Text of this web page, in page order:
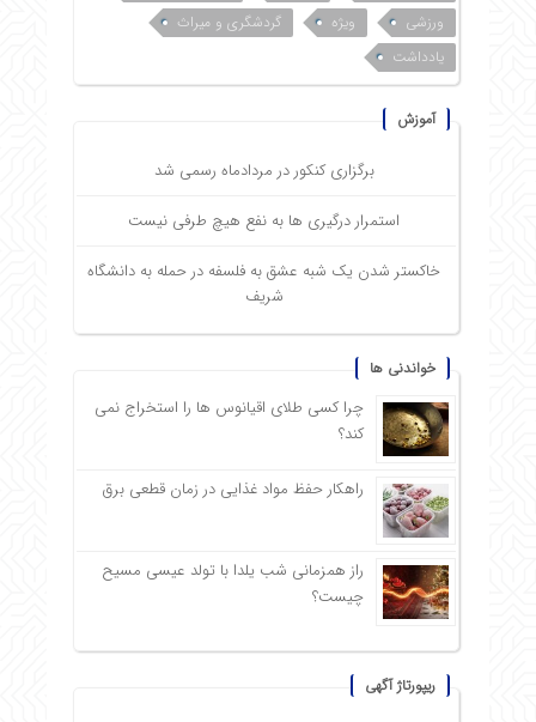
ورزشی
ویژه
گردشگری و میراث
یادداشت
آموزش
برگزاری کنکور در مردادماه رسمی شد
استمرار درگیری ها به نفع هیچ طرفی نیست
خاکستر شدن یک شبه عشق به فلسفه در حمله به دانشگاه
شریف
خواندنی ها
چرا کسی طلای اقیانوس ها را استخراج نمی
کند؟
راهکار حفظ مواد غذایی در زمان قطعی برق
راز همزمانی شب یلدا با تولد عیسی مسیح
چیست؟
ریپورتاژ آگهی